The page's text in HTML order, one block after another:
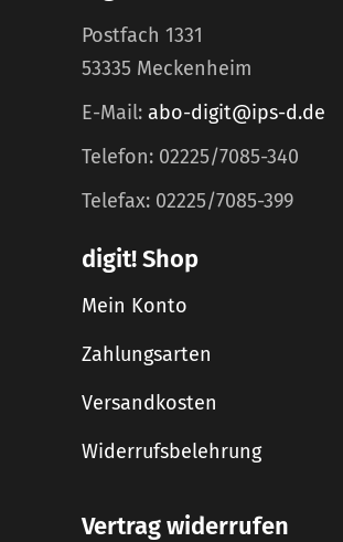
Postfach 1331
53335 Meckenheim
E-Mail: abo-digit@ips-d.de
Telefon: 02225/7085-340
Telefax: 02225/7085-399
digit! Shop
Mein Konto
Zahlungsarten
Versandkosten
Widerrufsbelehrung
Vertrag widerrufen